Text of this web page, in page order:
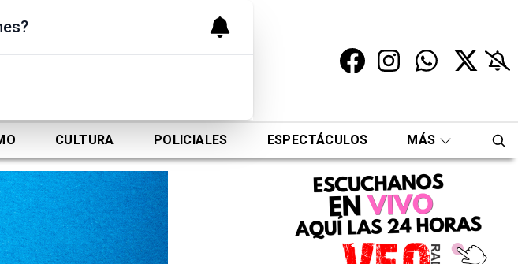
CULTURA POLICIALES ESPECTÁCULOS MÁS